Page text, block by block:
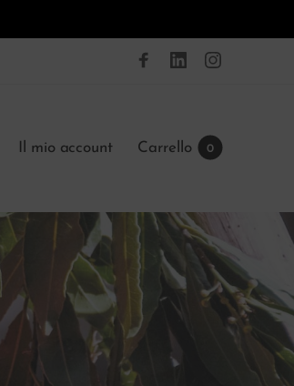
Il mio account Carrello 0